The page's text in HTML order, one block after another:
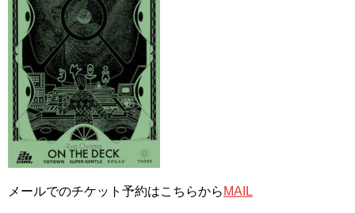
メールでのチケット予約はこちらから MAIL